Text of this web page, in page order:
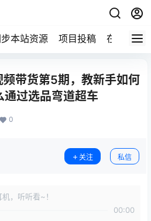
步本站资源 项目投稿 在线工具
带货第5期，教新手如何
过选品弯道超车
0
关注 私信
，听听看~！
00:00